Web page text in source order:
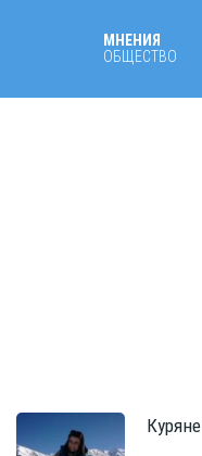
МНЕНИЯ
ОБЩЕСТВО
Куряне